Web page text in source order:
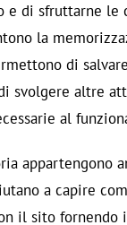
e di sfruttarne le
la
di
svolgere altre
al
appartengono
a capire
il sito fornendo